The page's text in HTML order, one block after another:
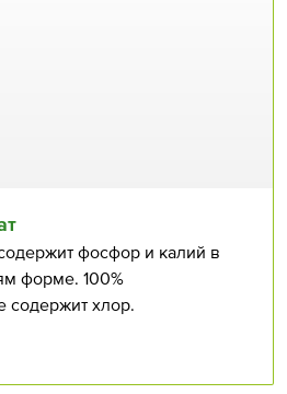
фосфор и калий в
форме. 100%
содержит хлор.